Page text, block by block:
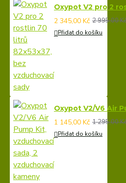
Oxypot V2 pro 2
2 345,00 Kč 2 995,00
Přidat do košíku
Oxypot V2/V6 Air
1 145,00 Kč 1 295,00
Přidat do košíku